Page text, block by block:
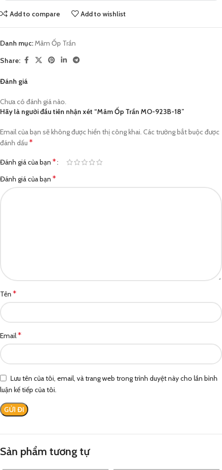
Add to compare Add to wishlist
Danh mục:Mâm Ốp Trần
Share:
Đánh giá
Chưa có đánh giá nào.
Hãy là người đầu tiên nhận xét “Mâm Ốp Trần MO-923B-18”
Email của bạn sẽ không được hiển thị công khai. Các trường bắt buộc được
đánh dấu *
Đánh giá của bạn *
Đánh giá của bạn *
Tên *
Email*
Lưu tên của tôi, email, và trang web trong trình duyệt này cho lần bình
luận kế tiếp của tôi.
Sản phẩm tương tự